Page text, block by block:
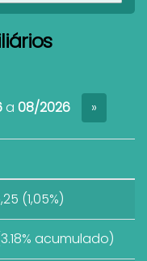
a 08/2026 »
(1,05%)
acumulado)